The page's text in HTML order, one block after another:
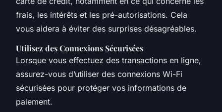
frais, les intérêts et les pré-autorisations. Cela
vous aidera à éviter des surprises désagréables.
Utilisez des Connexions Sécurisées
Lorsque vous effectuez des transactions en ligne,
assurez-vous d’utiliser des connexions Wi-Fi
sécurisées pour protéger vos informations de
paiement.